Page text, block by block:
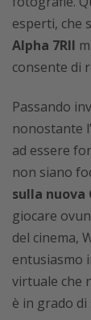
esperti, che
Alpha 7RII
consente di
Passando
nonostante
ad essere
non siano
sulla nuova
giocare
del cinema,
entusiasmo
virtuale che
è in grado